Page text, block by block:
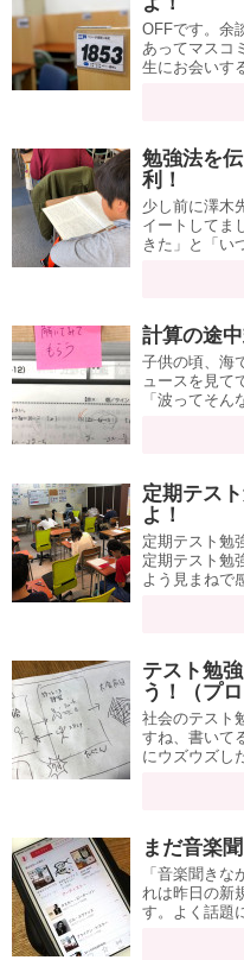
OFFです。余
あってマスコ
生にお会いす
勉強法を
利！
少し前に澤木
イートしてま
きた」と「い
計算の途
子供の頃、海
ュースを見て
「波ってそん
定期テス
よ！
定期テスト勉
定期テスト勉
よう見まねで
テスト勉
う！（プロ
社会のテスト
すね、書いて
にウズウズし
まだ音楽
「音楽聞き
れは昨日の新
す。よく話題